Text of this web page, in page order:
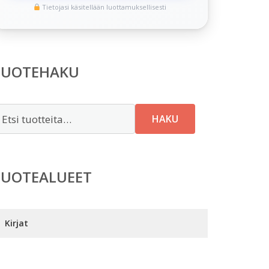
Tietojasi käsitellään luottamuksellisesti
HAKU
Kirjat